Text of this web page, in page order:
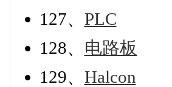
127、 PLC
128、 电路板
129、 Halcon